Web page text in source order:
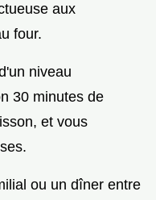
aux
four.
niveau
30 minutes de
et vous
ou un dîner entre